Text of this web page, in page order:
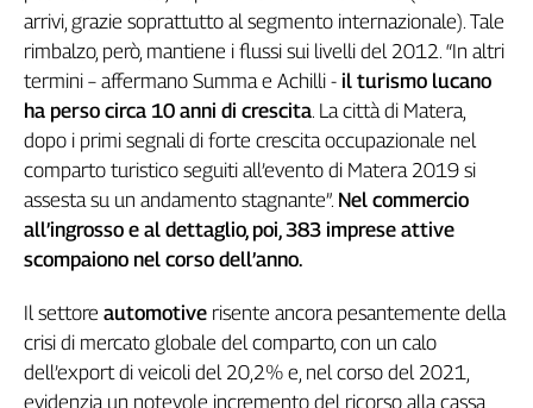
It
Easy
Inserti
Idea
Diffusa
Le
trasmissioni
Work
in
Progress
L'Italia
arrivi, grazie soprattutto al segmento internazionale). Tale
rimbalzo, però, mantiene i flussi sui livelli del 2012. “In altri
termini – affermano Summa e Achilli - il turismo lucano
ha perso circa 10 anni di crescita. La città di Matera,
dopo i primi segnali di forte crescita occupazionale nel
comparto turistico seguiti all’evento di Matera 2019 si
assesta su un andamento stagnante”. Nel commercio
all’ingrosso e al dettaglio, poi, 383 imprese attive
scompaiono nel corso dell’anno.
Il settore automotive risente ancora pesantemente della
crisi di mercato globale del comparto, con un calo
dell’export di veicoli del 20,2% e, nel corso del 2021,
evidenzia un notevole incremento del ricorso alla cassa